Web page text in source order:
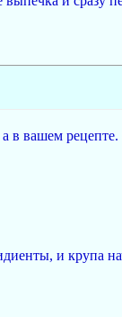
в вашем
и крупа